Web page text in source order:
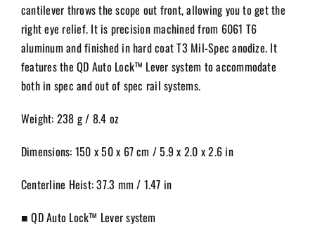
cantilever throws the scope out front, allowing you to get the
right eye relief. It is precision machined from 6061 T6
aluminum and finished in hard coat T3 Mil-Spec anodize. It
features the QD Auto Lock™ Lever system to accommodate
both in spec and out of spec rail systems.
Weight: 238 g / 8.4 oz
Dimensions: 150 x 50 x 67 cm / 5.9 x 2.0 x 2.6 in
Centerline Heist: 37.3 mm / 1.47 in
■ QD Auto Lock™ Lever system